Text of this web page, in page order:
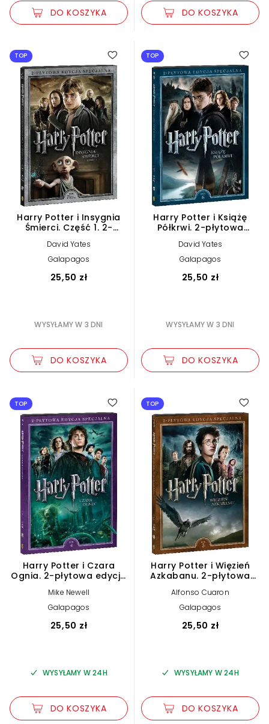
DO KOSZYKA DO KOSZYKA
TOP
Harry Potter i Insygnia
Śmierci. Część 1. 2-
specjalna (2 DVD)
David Yates
Galapagos
25,50 zł
WYSYŁAMY W 3 DNI
DO KOSZYKA
TOP
Harry Potter i Książę
Półkrwi. 2-płytowa
DVD)
David Yates
Galapagos
25,50 zł
WYSYŁAMY W 3 DNI
DO KOSZYKA
TOP
Harry Potter i Czara
Ognia. 2-płytowa edycja
Mike Newell
Galapagos
25,50 zł
WYSYŁAMY W 24H
DO KOSZYKA
TOP
Harry Potter i Więzień
Azkabanu. 2-płytowa
DVD)
Alfonso Cuaron
Galapagos
25,50 zł
WYSYŁAMY W 24H
DO KOSZYKA